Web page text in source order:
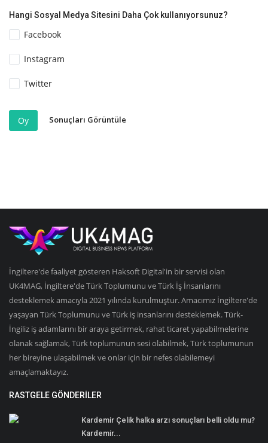
Hangi Sosyal Medya Sitesini Daha Çok kullanıyorsunuz?
Facebook
Instagram
Twitter
Oy Sonuçları Görüntüle
İngiltere'de faaliyet gösteren Haksoft Digital'in bir servisi olan
UK4MAG, İngiltere'de Türk Toplumunu ve Türk İş İnsanlarını
desteklemek amacıyla 2021 yılında kurulmuştur. Amacımız İngiltere'de
yaşayan Türk Toplumunu ve Türk iş insanlarını desteklemek. Türk-
İngiliz iş adamlarını bir araya getirmek, rahat ticaret yapabilmelerine
olanak sağlamak, Türk toplumunun sesi olabilmek, Türk toplumunun
her bireyine ulaşabilmek ve onlar için bir nefes olabilemeyi
amaçlamaktayız.
RASTGELE GÖNDERILER
Kardemir Çelik halka arzı sonuçları belli oldu mu?
Kardemir...